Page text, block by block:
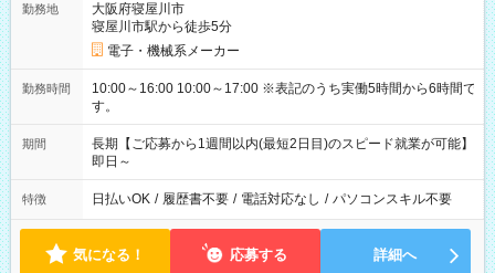
勤務地
大阪府寝屋川市
寝屋川市駅から徒歩5分
電子・機械系メーカー
勤務時間
10:00～16:00 10:00～17:00 ※表記のうち実働5時間から6時間で
す。
期間
長期【ご応募から1週間以内(最短2日目)のスピード就業が可能】
即日～
特徴 日払いOK / 履歴書不要 / 電話対応なし / パソコンスキル不要
気になる！ 応募する 詳細へ